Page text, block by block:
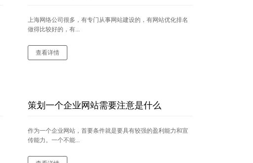
上海网络公司很多，有专门从事网站建设的，有网站优化排名
做得比较好的，有...
查看详情
策划一个企业网站需要注意是什么
作为一个企业网站，首要条件就是要具有较强的盈利能力和宣
传能力。一个不能...